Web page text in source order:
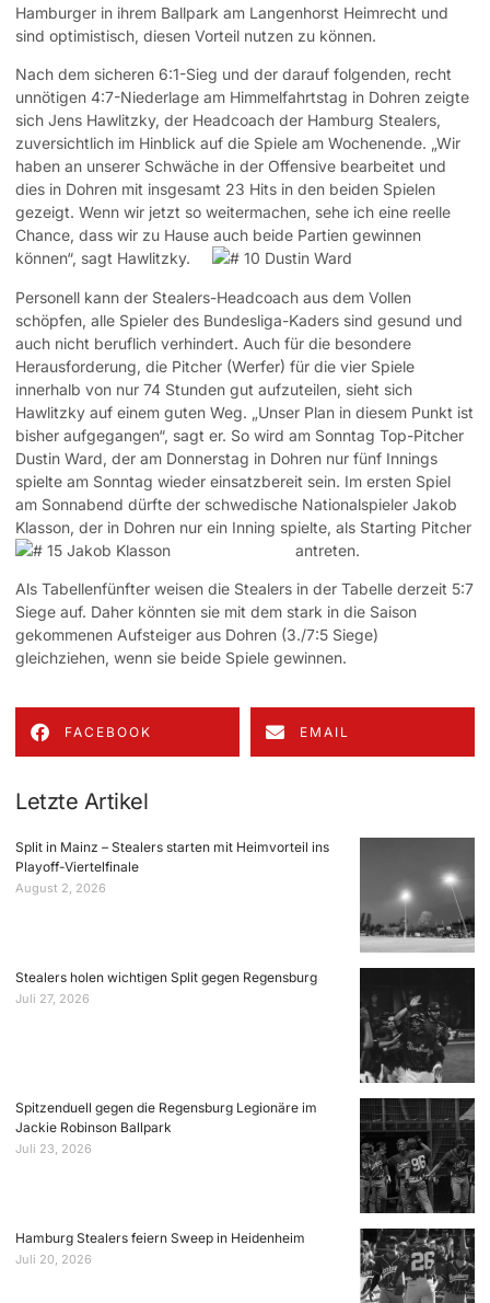
Hamburger in ihrem Ballpark am Langenhorst Heimrecht und
sind optimistisch, diesen Vorteil nutzen zu können.
Nach dem sicheren 6:1-Sieg und der darauf folgenden, recht
unnötigen 4:7-Niederlage am Himmelfahrtstag in Dohren zeigte
sich Jens Hawlitzky, der Headcoach der Hamburg Stealers,
zuversichtlich im Hinblick auf die Spiele am Wochenende. „Wir
haben an unserer Schwäche in der Offensive bearbeitet und
dies in Dohren mit insgesamt 23 Hits in den beiden Spielen
gezeigt. Wenn wir jetzt so weitermachen, sehe ich eine reelle
Chance, dass wir zu Hause auch beide Partien gewinnen
können“, sagt Hawlitzky.
Personell kann der Stealers-Headcoach aus dem Vollen
schöpfen, alle Spieler des Bundesliga-Kaders sind gesund und
auch nicht beruflich verhindert. Auch für die besondere
Herausforderung, die Pitcher (Werfer) für die vier Spiele
innerhalb von nur 74 Stunden gut aufzuteilen, sieht sich
Hawlitzky auf einem guten Weg. „Unser Plan in diesem Punkt ist
bisher aufgegangen“, sagt er. So wird am Sonntag Top-Pitcher
Dustin Ward, der am Donnerstag in Dohren nur fünf Innings
spielte am Sonntag wieder einsatzbereit sein. Im ersten Spiel
am Sonnabend dürfte der schwedische Nationalspieler Jakob
Klasson, der in Dohren nur ein Inning spielte, als Starting Pitcher
antreten.
Als Tabellenfünfter weisen die Stealers in der Tabelle derzeit 5:7
Siege auf. Daher könnten sie mit dem stark in die Saison
gekommenen Aufsteiger aus Dohren (3./7:5 Siege)
gleichziehen, wenn sie beide Spiele gewinnen.
FACEBOOK EMAIL
Letzte Artikel
Split in Mainz – Stealers starten mit Heimvorteil ins
Playoff-Viertelfinale
August 2, 2026
Stealers holen wichtigen Split gegen Regensburg
Juli 27, 2026
Spitzenduell gegen die Regensburg Legionäre im
Jackie Robinson Ballpark
Juli 23, 2026
Hamburg Stealers feiern Sweep in Heidenheim
Juli 20, 2026